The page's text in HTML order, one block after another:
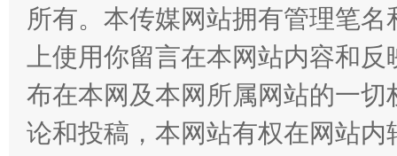
所有。本传媒网站拥有管理笔
上使用你留言在本网站内容和
布在本网及本网所属网站的一
论和投稿，本网站有权在网站